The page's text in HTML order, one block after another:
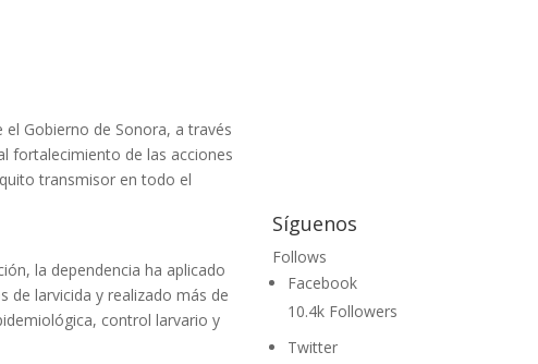
Gobierno de Sonora, a través
fortalecimiento de las acciones
transmisor en todo el
la dependencia ha aplicado
de larvicida y realizado más de
control larvario y
Síguenos
Follows
Facebook
10.4k Followers
Twitter